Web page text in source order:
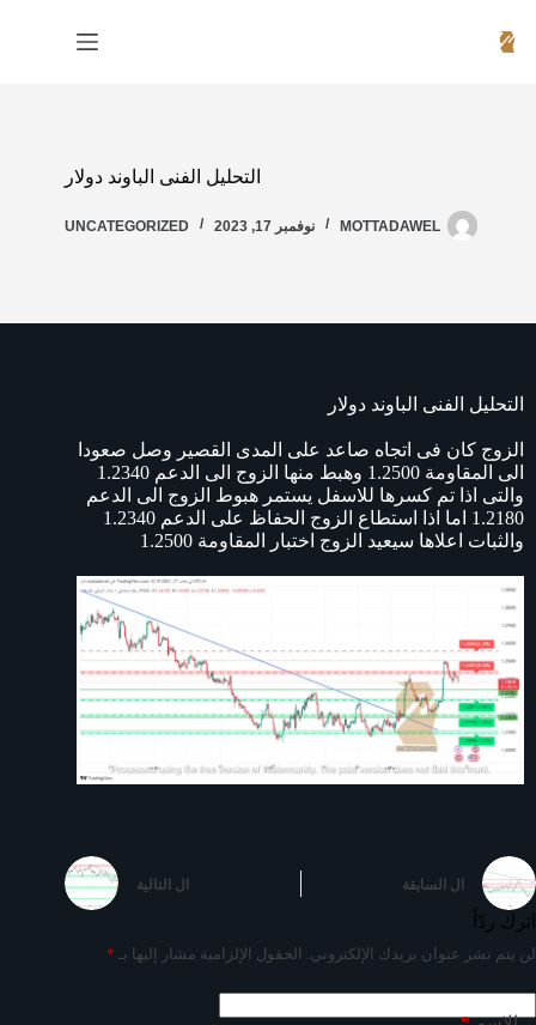
التحليل الفنى الباوند دولار
MOTTADAWEL نوفمبر 17, 2023 UNCATEGORIZED
التحليل الفنى الباوند دولار
الزوج كان فى اتجاه صاعد على المدى القصير وصل صعودا
الى المقاومة 1.2500 وهبط منها الزوج الى الدعم 1.2340
والتى اذا تم كسرها للاسفل يستمر هبوط الزوج الى الدعم
1.2180 اما اذا استطاع الزوج الحفاظ على الدعم 1.2340
والثبات اعلاها سيعيد الزوج اختبار المقاومة 1.2500
ال السابقة ال التالية
اترك ردّاً
لن يتم نشر عنوان بريدك الإلكتروني. الحقول الإلزامية مشار إليها بـ *